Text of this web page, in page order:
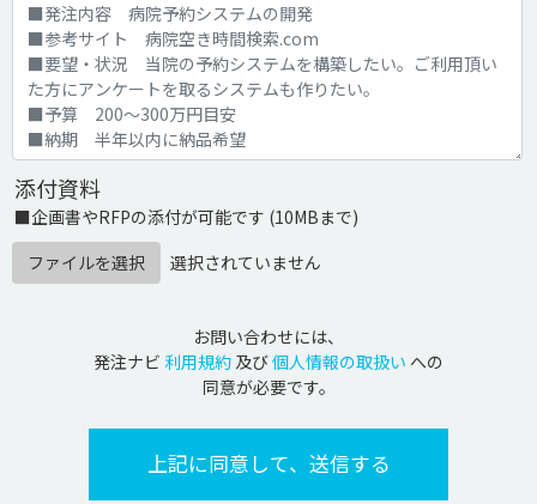
添付資料
■企画書やRFPの添付が可能です (10MBまで)
ファイルを選択
選択されていません
お問い合わせには、
発注ナビ 利用規約 及び個人情報の取扱い への
同意が必要です。